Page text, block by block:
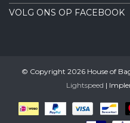
VOLG ONS OP FACEBOOK
© Copyright 2026 House of
Lightspeed |